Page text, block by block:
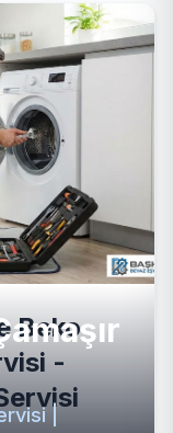
|
Beko
-